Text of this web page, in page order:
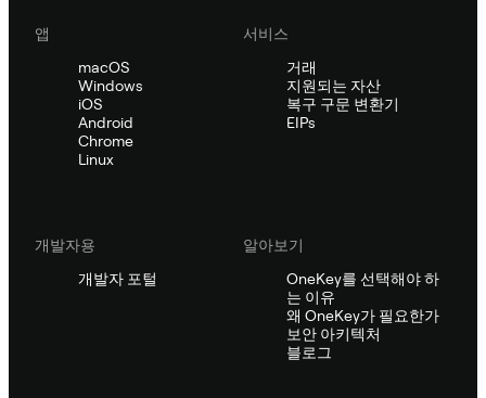
앱
macOS
Windows
iOS
Android
Chrome
Linux
서비스
거래
지원되는 자산
복구 구문 변환기
EIPs
개발자용
개발자 포털
알아보기
OneKey를 선택해야 하
는 이유
왜 OneKey가 필요한가
보안 아키텍처
블로그